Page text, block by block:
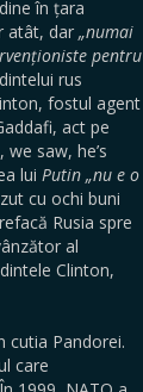
în țara
atât, dar „numai
pentru
rus
fostul agent
act pe
saw, he’s
lui Putin „nu e o
cu ochi buni
Rusia spre
al
Clinton,
cutia Pandorei.
care